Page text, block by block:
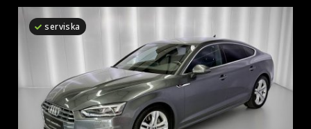
serviska